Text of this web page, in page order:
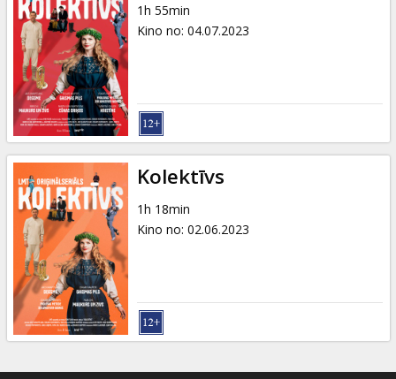
1h 55min
Kino no: 04.07.2023
Kolektīvs
1h 18min
Kino no: 02.06.2023